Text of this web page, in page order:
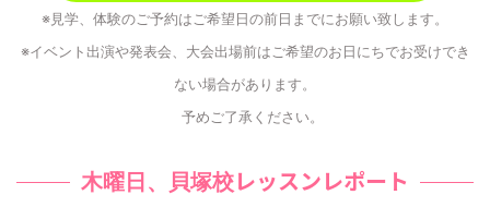
※見学、体験のご予約はご希望日の前日までにお願い致します。
※イベント出演や発表会、大会出場前はご希望のお日にちでお受けでき
ない場合があります。
予めご了承ください。
木曜日、貝塚校レッスンレポート